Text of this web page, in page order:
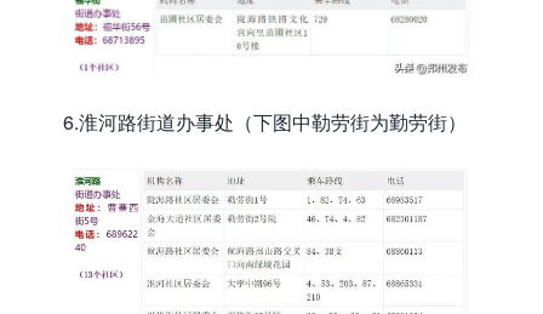
6.淮河路街道办事处（下图中勒劳街为勤劳街）